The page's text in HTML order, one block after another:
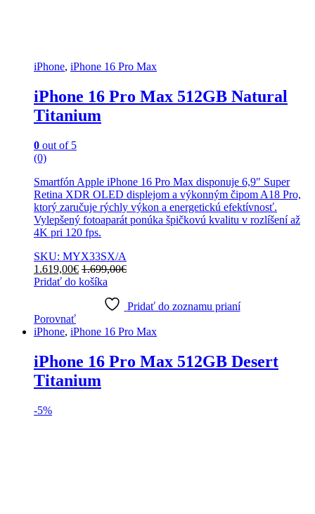
iPhone, iPhone 16 Pro Max
iPhone 16 Pro Max 512GB Natural
Titanium
0 out of 5
(0)
Smartfón Apple iPhone 16 Pro Max disponuje 6,9″ Super
Retina XDR OLED displejom a výkonným čipom A18 Pro,
ktorý zaručuje rýchly výkon a energetickú efektívnosť.
Vylepšený fotoaparát ponúka špičkovú kvalitu v rozlíšení až
4K pri 120 fps.
SKU: MYX33SX/A
1.619,00€ 1.699,00€
Pridať do košíka
Pridať do zoznamu prianí
Porovnať
iPhone, iPhone 16 Pro Max
iPhone 16 Pro Max 512GB Desert
Titanium
-5%